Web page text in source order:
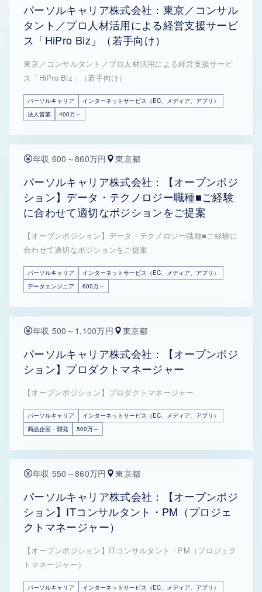
パーソルキャリア株式会社：東京／コンサル
タント／プロ人材活用による経営支援サービ
ス「HiPro Biz」（若手向け）
東京／コンサルタント／プロ人材活用による経営支援サービ
ス「HiPro Biz」（若手向け）
パーソルキャリア
インターネットサービス（EC、メディア、アプリ）
法人営業
400万～
年収 600～860万円 東京都
パーソルキャリア株式会社：【オープンポジ
ション】データ・テクノロジー職種■ご経験
に合わせて適切なポジションをご提案
【オープンポジション】データ・テクノロジー職種■ご経験に
合わせて適切なポジションをご提案
パーソルキャリア
インターネットサービス（EC、メディア、アプリ）
データエンジニア
600万～
年収 500～1,100万円 東京都
パーソルキャリア株式会社：【オープンポジ
ション】プロダクトマネージャー
【オープンポジション】プロダクトマネージャー
パーソルキャリア
インターネットサービス（EC、メディア、アプリ）
商品企画・開発
500万～
年収 550～860万円 東京都
パーソルキャリア株式会社：【オープンポジ
ション】ITコンサルタント・PM（プロジェ
クトマネージャー）
【オープンポジション】ITコンサルタント・PM（プロジェク
トマネージャー）
パーソルキャリア
インターネットサービス（EC、メディア、アプリ）